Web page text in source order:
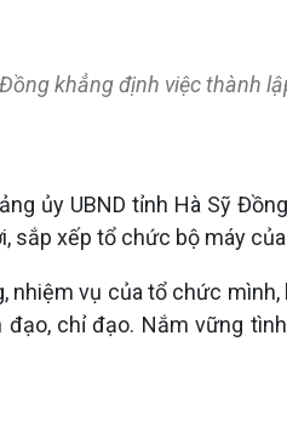
khẳng định việc thành
ủy UBND tỉnh Hà Sỹ
xếp tổ chức bộ máy
vụ của tổ chức
chỉ đạo. Nắm vững